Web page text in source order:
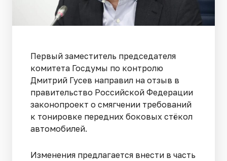
Первый заместитель председателя
комитета Госдумы по контролю
Дмитрий Гусев направил на отзыв в
правительство Российской Федерации
законопроект о смягчении требований
к тонировке передних боковых стёкол
автомобилей.
Изменения предлагается внести в часть